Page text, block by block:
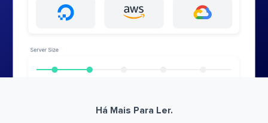
Há Mais Para Ler.